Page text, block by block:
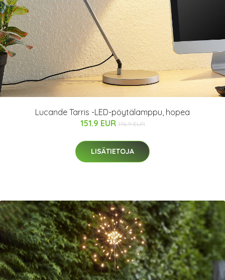
Lucande Tarris -LED-pöytälamppu, hopea
151.9 EUR 176.9 EUR
LISÄTIETOJA